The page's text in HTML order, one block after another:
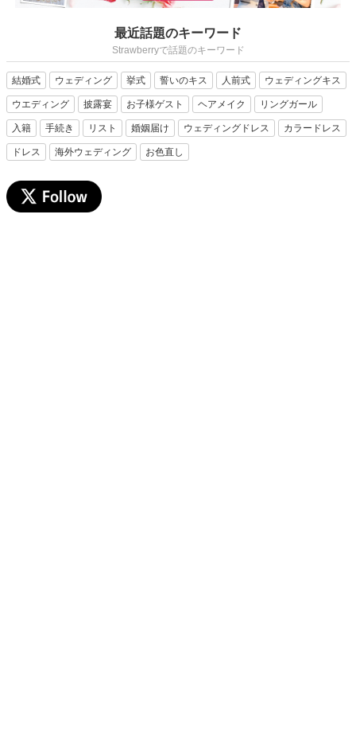
最近話題のキーワード
Strawberryで話題のキーワード
結婚式 ウェディング 挙式 誓いのキス 人前式 ウェディングキス
ウエディング 披露宴 お子様ゲスト ヘアメイク リングガール
入籍 手続き リスト 婚姻届け ウェディングドレス カラードレス
ドレス 海外ウェディング お色直し